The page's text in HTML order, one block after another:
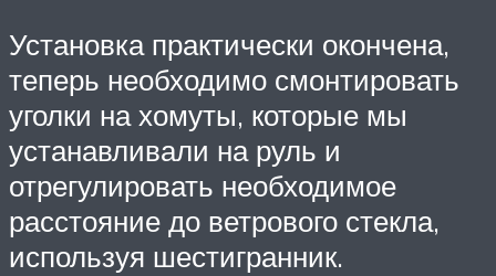
Установка практически окончена,
теперь необходимо смонтировать
уголки на хомуты, которые мы
устанавливали на руль и
отрегулировать необходимое
расстояние до ветрового стекла,
используя шестигранник.